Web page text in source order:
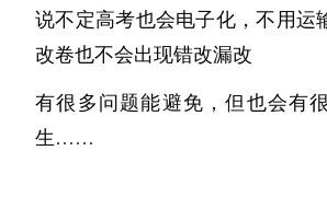
有大镜子，感觉很压抑，而且房
所是暗卫且没有排气扇。并且此
同条例产生了纠纷。于是在
ChatGPT，它分析了一通之后给
说不定高考也会电子化，不用运
改卷也不会出现错改漏改
有很多问题能避免，但也会有
生……